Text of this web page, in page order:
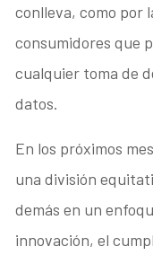
conlleva, como por
consumidores que
cualquier toma de
datos.
En los próximos
una división
demás en un
innovación, el